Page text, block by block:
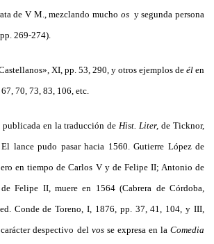
de V M., mezclando mucho os y segunda persona
269-274).
XI, pp. 53, 290, y otros ejemplos de él en
70, 73, 83, 106, etc.
publicada en la traducción de Hist. Liter,de Ticknor,
lance pudo pasar hacia 1560. Gutierre López de
en tiempo de Carlos V y de Felipe II; Antonio de
de Felipe II, muere en 1564 (Cabrera de Córdoba,
ed. Conde de Toreno, I, 1876, pp. 37, 41, 104, y III,
despectivo del vos se expresa en laComedia